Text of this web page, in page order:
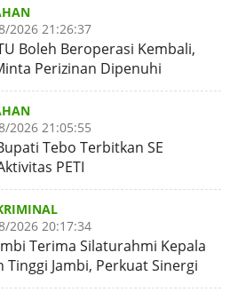
2026 21:26:37
Boleh Beroperasi Kembali,
Perizinan Dipenuhi
2026 21:05:55
Tebo Terbitkan SE
PETI
2026 20:17:34
Terima Silaturahmi Kepala
Tinggi Jambi, Perkuat Sinergi